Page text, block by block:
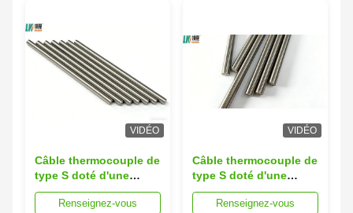
VIDÉO
Câble thermocouple de
type S doté d'une
résistance mécanique
et d'une flexibilité
Renseignez-vous
VIDÉO
Câble thermocouple de
type S doté d'une
résistance mécanique
et d'une flexibilité
Renseignez-vous